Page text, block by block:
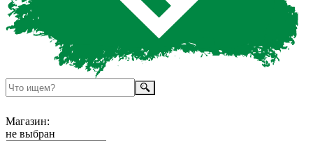
Магазин:
не выбран